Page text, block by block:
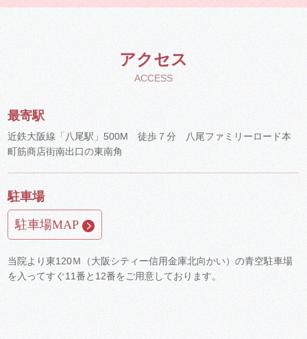
アクセス
ACCESS
最寄駅
近鉄大阪線「八尾駅」500M 徒歩７分 八尾ファミリーロード本
町筋商店街南出口の東南角
駐車場
駐車場MAP
当院より東120Ｍ（大阪シティー信用金庫北向かい）の青空駐車場
を入ってすぐ11番と12番をご用意しております。